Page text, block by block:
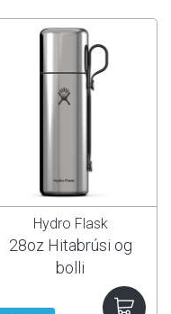
Hydro Flask
28oz Hitabrúsi og
bolli